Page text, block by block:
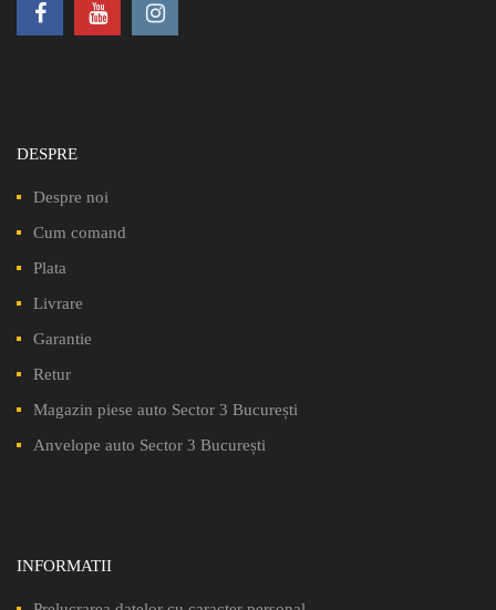
DESPRE
Despre noi
Cum comand
Plata
Livrare
Garantie
Retur
Magazin piese auto Sector 3 București
Anvelope auto Sector 3 București
INFORMATII